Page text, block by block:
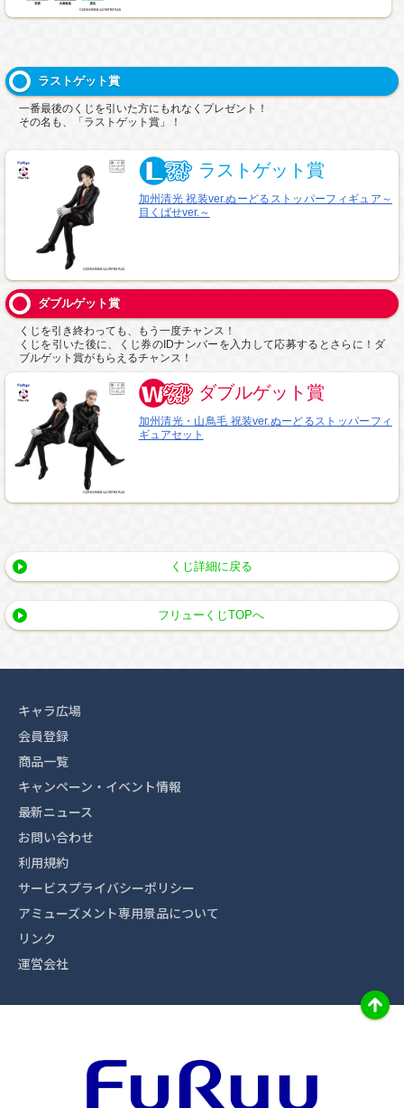
ラストゲット賞
一番最後のくじを引いた方にもれなくプレゼント！
その名も、「ラストゲット賞」！
ラストゲット賞
加州清光 祝装ver.ぬーどるストッパーフィギュア～
目くばせver.～
ダブルゲット賞
くじを引き終わっても、もう一度チャンス！
くじを引いた後に、くじ券のIDナンバーを入力して応募するとさらに！ダ
ブルゲット賞がもらえるチャンス！
ダブルゲット賞
加州清光・山鳥毛 祝装ver.ぬーどるストッパーフィ
ギュアセット
くじ詳細に戻る
フリューくじTOPへ
キャラ広場
会員登録
商品一覧
キャンペーン・イベント情報
最新ニュース
お問い合わせ
利用規約
サービスプライバシーポリシー
アミューズメント専用景品について
リンク
運営会社